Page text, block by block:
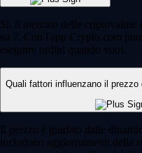
Sì, il mercato delle criptovalute
su 7. Con l'app Crypto.com
eseguire ordini quando vuoi.
Quali fattori influenzano il
Il prezzo è guidato dalle
includono aggiornamenti della